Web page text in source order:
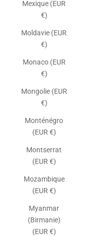
Mexique (EUR
€)
Moldavie (EUR
€)
Monaco (EUR
€)
Mongolie (EUR
€)
Monténégro
(EUR €)
Montserrat
(EUR €)
Mozambique
(EUR €)
Myanmar
(Birmanie)
(EUR €)